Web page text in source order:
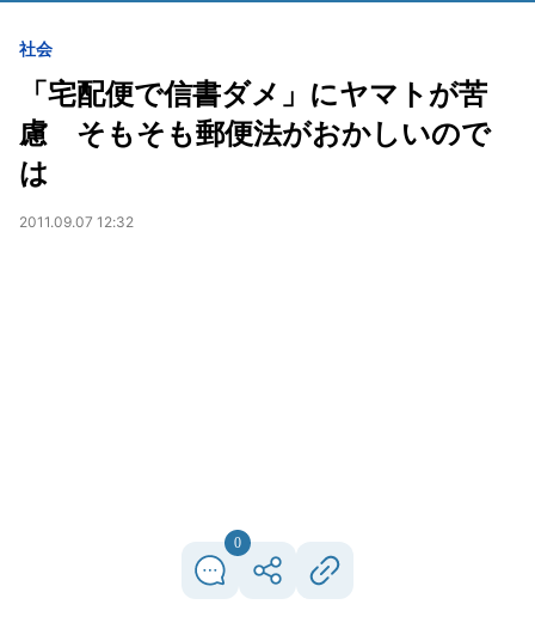
社会
「宅配便で信書ダメ」にヤマトが苦
慮 そもそも郵便法がおかしいので
は
2011.09.07 12:32
0